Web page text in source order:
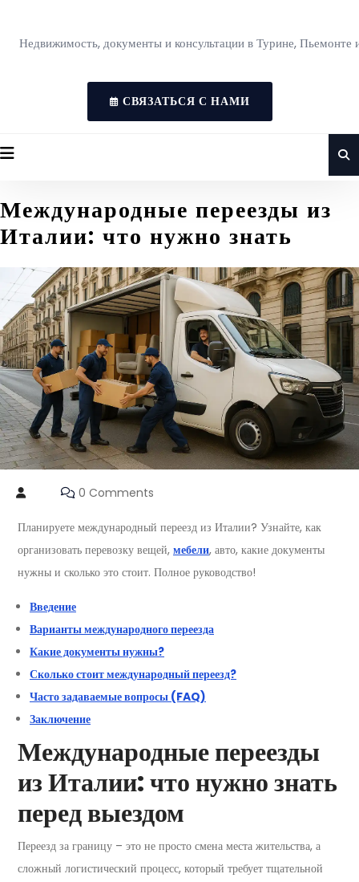
Недвижимость, документы и консультации в Турине, Пьемонте
СВЯЗАТЬСЯ С НАМИ
Международные переезды из
Италии: что нужно знать
0 Comments
Планируете международный переезд из Италии? Узнайте, как
организовать перевозку вещей, мебели, авто, какие документы
нужны и сколько это стоит. Полное руководство!
Введение
Варианты международного переезда
Какие документы нужны?
Сколько стоит международный переезд?
Часто задаваемые вопросы (FAQ)
Заключение
Международные переезды
из Италии: что нужно знать
перед выездом
Переезд за границу – это не просто смена места жительства, а
сложный логистический процесс, который требует тщательной